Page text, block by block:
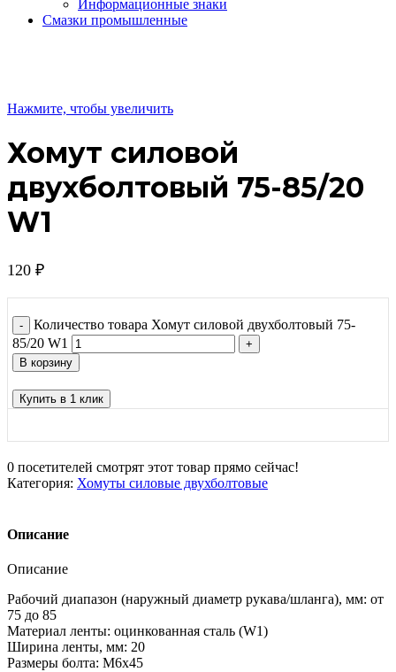
Информационные знаки
Смазки промышленные
Нажмите, чтобы увеличить
Хомут силовой
двухболтовый 75-85/20
W1
120 ₽
Количество товара Хомут силовой двухболтовый 75-
85/20 W1
В корзину
Купить в 1 клик
0 посетителей смотрят этот товар прямо сейчас!
Категория: Хомуты силовые двухболтовые
Описание
Описание
Рабочий диапазон (наружный диаметр рукава/шланга), мм: от
75 до 85
Материал ленты: оцинкованная сталь (W1)
Ширина ленты, мм: 20
Размеры болта: М6х45